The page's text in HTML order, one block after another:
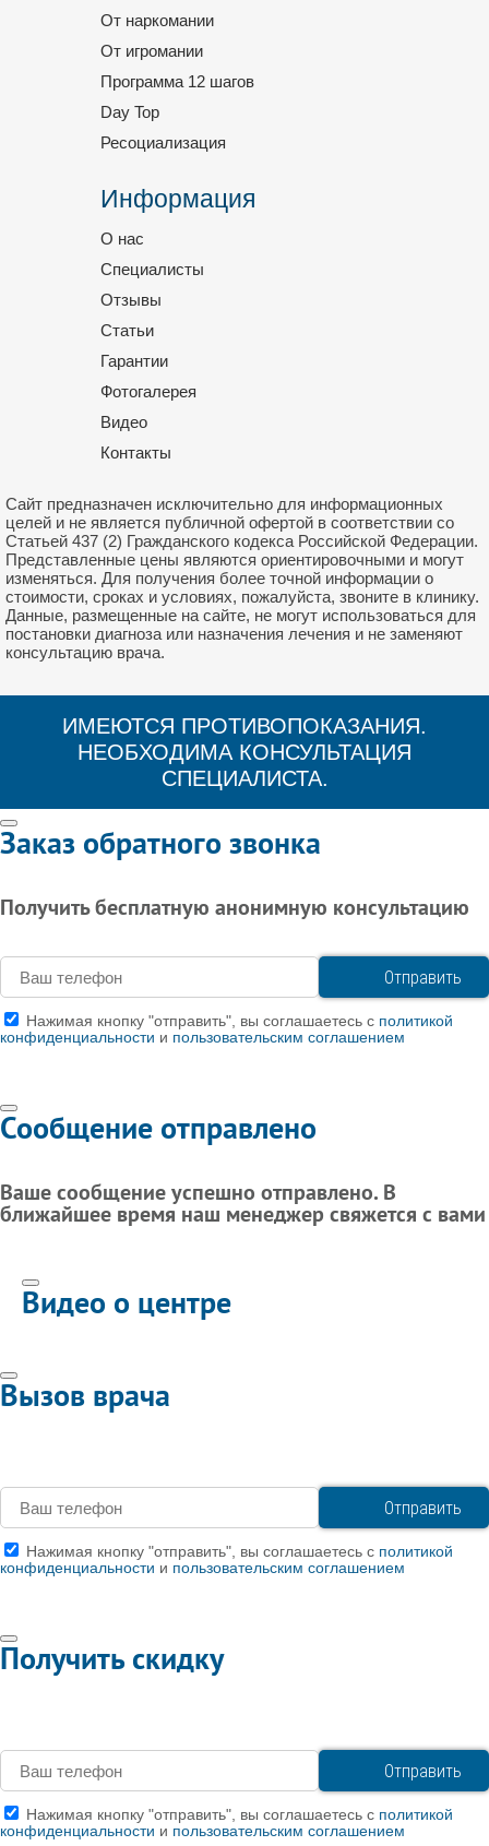
От наркомании
От игромании
Программа 12 шагов
Day Top
Ресоциализация
Информация
О нас
Специалисты
Отзывы
Статьи
Гарантии
Фотогалерея
Видео
Контакты
Сайт предназначен исключительно для информационных
целей и не является публичной офертой в соответствии со
Статьей 437 (2) Гражданского кодекса Российской Федерации.
Представленные цены являются ориентировочными и могут
изменяться. Для получения более точной информации о
стоимости, сроках и условиях, пожалуйста, звоните в клинику.
Данные, размещенные на сайте, не могут использоваться для
постановки диагноза или назначения лечения и не заменяют
консультацию врача.
ИМЕЮТСЯ ПРОТИВОПОКАЗАНИЯ.
НЕОБХОДИМА КОНСУЛЬТАЦИЯ
СПЕЦИАЛИСТА.
Заказ обратного звонка
Получить бесплатную анонимную консультацию
Нажимая кнопку "отправить", вы соглашаетесь с политикой
конфиденциальности и пользовательским соглашением
Сообщение отправлено
Ваше сообщение успешно отправлено. В
ближайшее время наш менеджер свяжется с вами
Видео о центре
Вызов врача
Нажимая кнопку "отправить", вы соглашаетесь с политикой
конфиденциальности и пользовательским соглашением
Получить скидку
Нажимая кнопку "отправить", вы соглашаетесь с политикой
конфиденциальности и пользовательским соглашением